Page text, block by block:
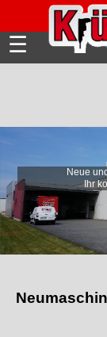
☰
Neue
Ihr